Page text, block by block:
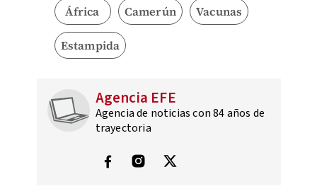
África Camerún Vacunas
Estampida
Agencia EFE
Agencia de noticias con 84 años de
trayectoria